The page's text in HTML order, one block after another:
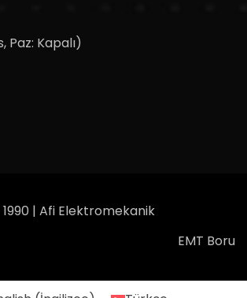
Paz: Kapalı)
| Afi Elektromekanik
EMT Boru